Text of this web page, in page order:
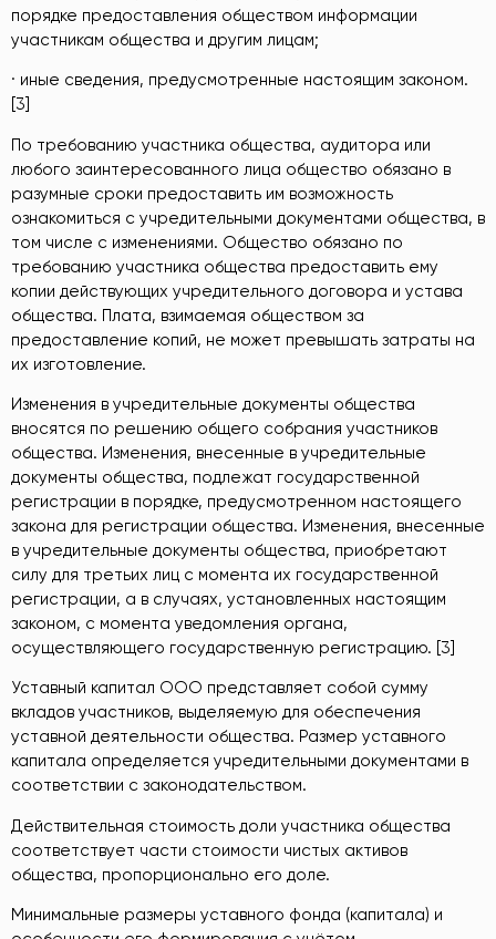
порядке предоставления обществом информации
участникам общества и другим лицам;
· иные сведения, предусмотренные настоящим законом.
[3]
По требованию участника общества, аудитора или
любого заинтересованного лица общество обязано в
разумные сроки предоставить им возможность
ознакомиться с учредительными документами общества, в
том числе с изменениями. Общество обязано по
требованию участника общества предоставить ему
копии действующих учредительного договора и устава
общества. Плата, взимаемая обществом за
предоставление копий, не может превышать затраты на
их изготовление.
Изменения в учредительные документы общества
вносятся по решению общего собрания участников
общества. Изменения, внесенные в учредительные
документы общества, подлежат государственной
регистрации в порядке, предусмотренном настоящего
закона для регистрации общества. Изменения, внесенные
в учредительные документы общества, приобретают
силу для третьих лиц с момента их государственной
регистрации, а в случаях, установленных настоящим
законом, с момента уведомления органа,
осуществляющего государственную регистрацию. [3]
Уставный капитал ООО представляет собой сумму
вкладов участников, выделяемую для обеспечения
уставной деятельности общества. Размер уставного
капитала определяется учредительными документами в
соответствии с законодательством.
Действительная стоимость доли участника общества
соответствует части стоимости чистых активов
общества, пропорционально его доле.
Минимальные размеры уставного фонда (капитала) и